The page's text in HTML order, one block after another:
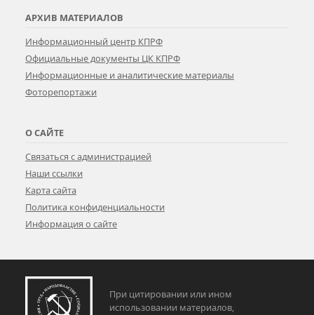
АРХИВ МАТЕРИАЛОВ
Информационный центр КПРФ
Официальные документы ЦК КПРФ
Информационные и аналитические материалы
Фоторепортажи
О САЙТЕ
Связаться с администрацией
Наши ссылки
Карта сайта
Политика конфиденциальности
Информация о сайте
При цитировании или ином
использовании материалов,